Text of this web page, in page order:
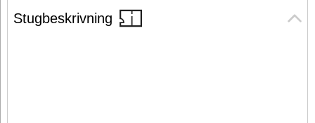
Stugbeskrivning